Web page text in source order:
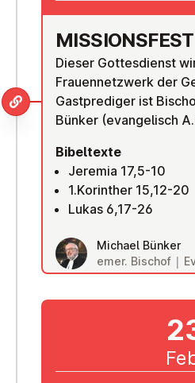
MIS­SI­ONS­FEST
Dieser Gottesdienst
Frauennetzwerk der
Gastprediger ist
Bünker (evangelisch
Bibeltexte
Jeremia 17,5-10
1.Korinther 15,12-20
Lukas 6,17-26
Michael Bünker
emer. Bischof |